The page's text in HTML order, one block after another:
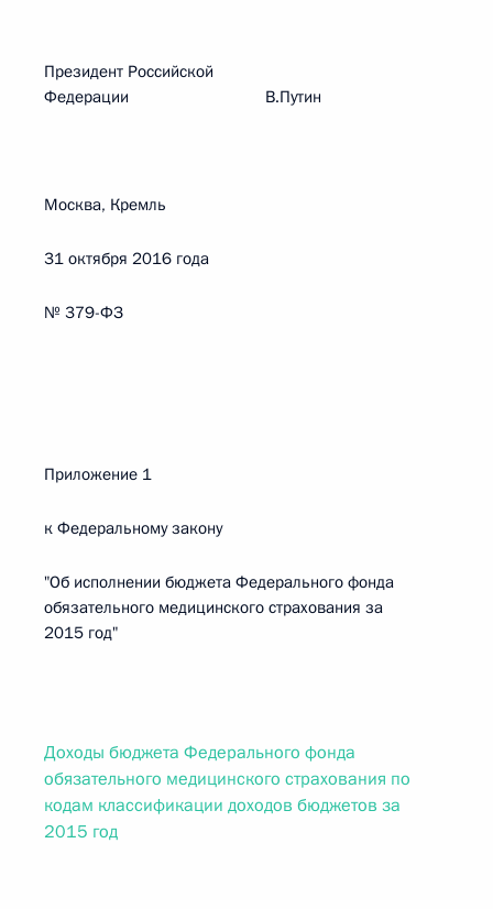
Президент Российской
Федерации В.Путин
Москва, Кремль
31 октября 2016 года
№ 379-ФЗ
Приложение 1
к Федеральному закону
"Об исполнении бюджета Федерального фонда
обязательного медицинского страхования за
2015 год"
Доходы бюджета Федерального фонда
обязательного медицинского страхования по
кодам классификации доходов бюджетов за
2015 год